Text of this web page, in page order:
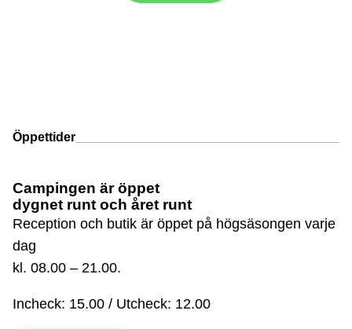
Öppettider
Campingen är öppet
dygnet runt och året runt
Reception och butik är öppet på högsäsongen varje
dag
kl. 08.00 – 21.00.
Incheck: 15.00 / Utcheck: 12.00